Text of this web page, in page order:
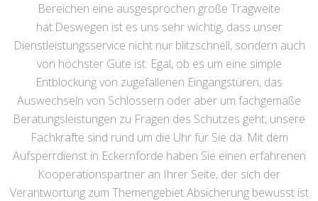
Bereichen eine ausgesprochen große Tragweite
hat.Deswegen ist es uns sehr wichtig, dass unser
Dienstleistungsservice nicht nur blitzschnell, sondern auch
von höchster Güte ist. Egal, ob es um eine simple
Entblockung von zugefallenen Eingangstüren, das
Auswechseln von Schlössern oder aber um fachgemäße
Beratungsleistungen zu Fragen des Schutzes geht, unsere
Fachkräfte sind rund um die Uhr für Sie da. Mit dem
Aufsperrdienst in Eckernförde haben Sie einen erfahrenen
Kooperationspartner an Ihrer Seite, der sich der
Verantwortung zum Themengebiet Absicherung bewusst ist